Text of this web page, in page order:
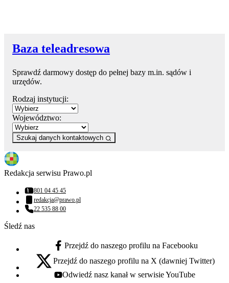
Baza teleadresowa
Sprawdź darmowy dostęp do pełnej bazy m.in. sądów i
urzędów.
Rodzaj instytucji:
Województwo:
Szukaj danych kontaktowych
Redakcja serwisu Prawo.pl
Numer telefonu:
801 04 45 45
Adres email:
redakcja@prawo.pl
Numer telefonu:
22 535 88 00
Śledź nas
facebook - otwiera się w nowej karcie
Przejdź do naszego profilu na Facebooku
x - otwiera się w nowej karcie
Przejdź do naszego profilu na X (dawniej Twitter)
youtube - otwiera się w nowej karcie
Odwiedź nasz kanał w serwisie YouTube